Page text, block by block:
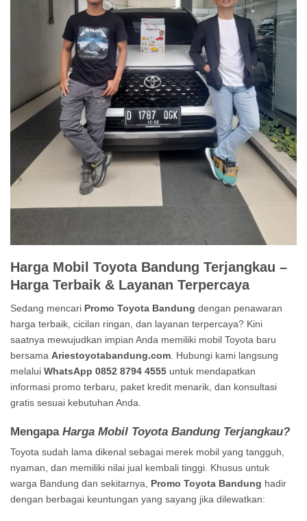
Harga Mobil Toyota Bandung Terjangkau –
Harga Terbaik & Layanan Terpercaya
Sedang mencari Promo Toyota Bandung dengan penawaran
harga terbaik, cicilan ringan, dan layanan terpercaya? Kini
saatnya mewujudkan impian Anda memiliki mobil Toyota baru
bersama Ariestoyotabandung.com . Hubungi kami langsung
melalui WhatsApp 0852 8794 4555 untuk mendapatkan
informasi promo terbaru, paket kredit menarik, dan konsultasi
gratis sesuai kebutuhan Anda.
Mengapa Harga Mobil Toyota Bandung Terjangkau?
Toyota sudah lama dikenal sebagai merek mobil yang tangguh,
nyaman, dan memiliki nilai jual kembali tinggi. Khusus untuk
warga Bandung dan sekitarnya, Promo Toyota Bandung hadir
dengan berbagai keuntungan yang sayang jika dilewatkan: